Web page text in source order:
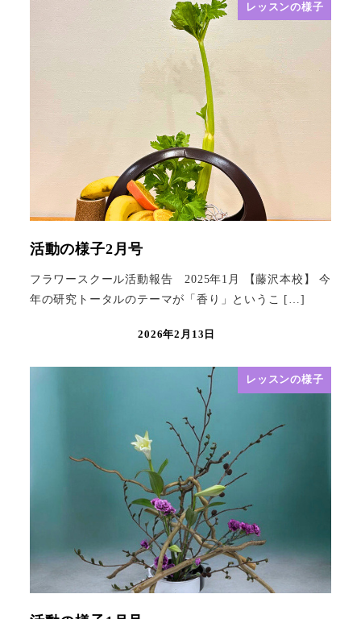
レッスンの様子
活動の様子2月号
フラワースクール活動報告 2025年1月 【藤沢本校】 今
年の研究トータルのテーマが「香り」というこ […]
2026年2月13日
レッスンの様子